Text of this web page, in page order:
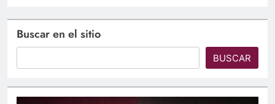
Buscar en el sitio
BUSCAR